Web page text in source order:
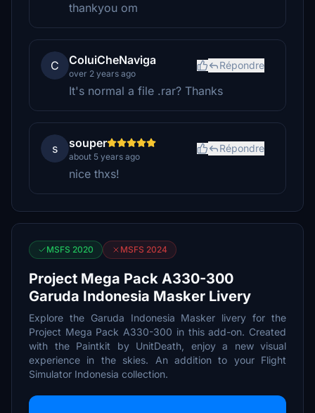
thankyou om
C ColuiCheNaviga
over 2 years ago
Répondre
It's normal a file .rar? Thanks
s souper
about 5 years ago
Répondre
nice thxs!
MSFS 2020 MSFS 2024
Project Mega Pack A330-300
Garuda Indonesia Masker Livery
Explore the Garuda Indonesia Masker livery for the
Project Mega Pack A330-300 in this add-on. Created
with the Paintkit by UnitDeath, enjoy a new visual
experience in the skies. An addition to your Flight
Simulator Indonesia collection.